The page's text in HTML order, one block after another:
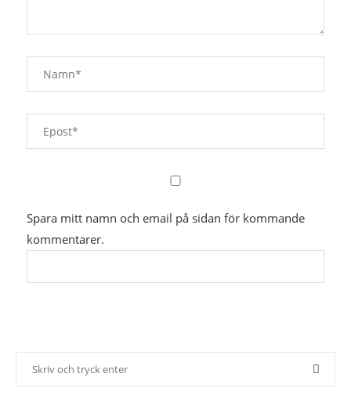
Spara mitt namn och email på sidan för kommande
kommentarer.